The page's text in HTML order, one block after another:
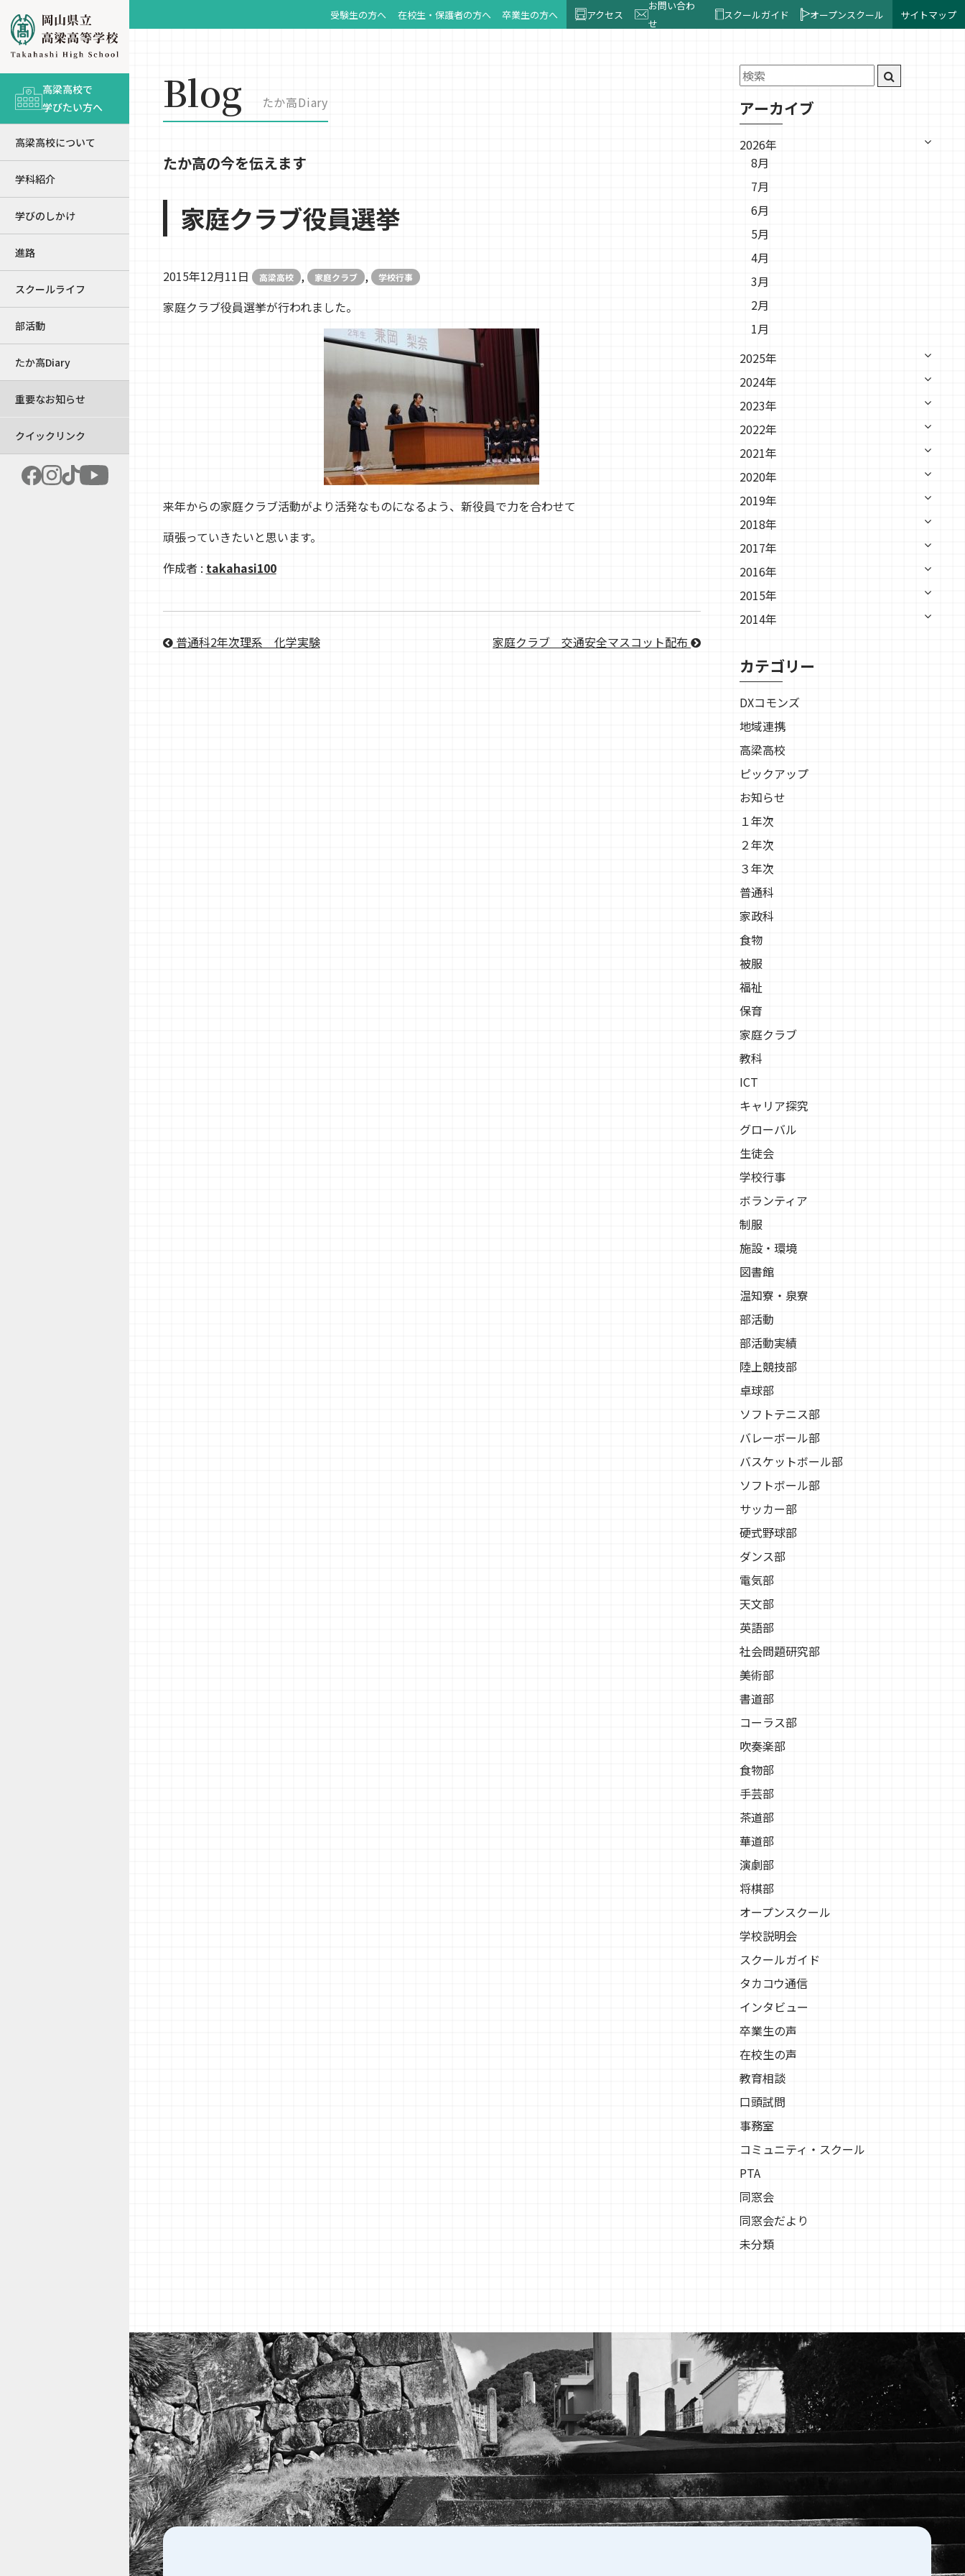
受験生の方へ 在校生・保護者の方へ 卒業生の方へ アクセス
お問い合わ
せ
スクールガイド オープンスクール サイトマップ
高梁高校で
学びたい方へ
高梁高校について
学科紹介
学びのしかけ
進路
スクールライフ
部活動
たか高Diary
重要なお知らせ
クイックリンク
Blog たか高Diary
たか高の今を伝えます
家庭クラブ役員選挙
2015年12月11日 高梁高校 , 家庭クラブ , 学校行事
家庭クラブ役員選挙が行われました。
来年からの家庭クラブ活動がより活発なものになるよう、新役員で力を合わせて
頑張っていきたいと思います。
作成者 : takahasi100
普通科2年次理系＿化学実験 家庭クラブ＿交通安全マスコット配布
アーカイブ
2026年
8月
7月
6月
5月
4月
3月
2月
1月
2025年
2024年
2023年
2022年
2021年
2020年
2019年
2018年
2017年
2016年
2015年
2014年
カテゴリー
DXコモンズ
地域連携
高梁高校
ピックアップ
お知らせ
１年次
２年次
３年次
普通科
家政科
食物
被服
福祉
保育
家庭クラブ
教科
ICT
キャリア探究
グローバル
生徒会
学校行事
ボランティア
制服
施設・環境
図書館
温知寮・泉寮
部活動
部活動実績
陸上競技部
卓球部
ソフトテニス部
バレーボール部
バスケットボール部
ソフトボール部
サッカー部
硬式野球部
ダンス部
電気部
天文部
英語部
社会問題研究部
美術部
書道部
コーラス部
吹奏楽部
食物部
手芸部
茶道部
華道部
演劇部
将棋部
オープンスクール
学校説明会
スクールガイド
タカコウ通信
インタビュー
卒業生の声
在校生の声
教育相談
口頭試問
事務室
コミュニティ・スクール
PTA
同窓会
同窓会だより
未分類